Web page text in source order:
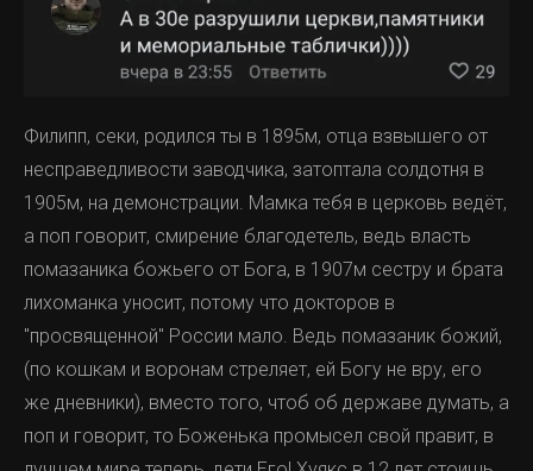
Филипп, секи, родился ты в 1895м, отца взвышего от
несправедливости заводчика, затоптала солдотня в
1905м, на демонстрации. Мамка тебя в церковь ведёт,
а поп говорит, смирение благодетель, ведь власть
помазаника божьего от Бога, в 1907м сестру и брата
лихоманка уносит, потому что докторов в
"просвященной" России мало. Ведь помазаник божий,
(по кошкам и воронам стреляет, ей Богу не вру, его
же дневники), вместо того, чтоб об державе думать, а
поп и говорит, то Боженька промысел свой правит, в